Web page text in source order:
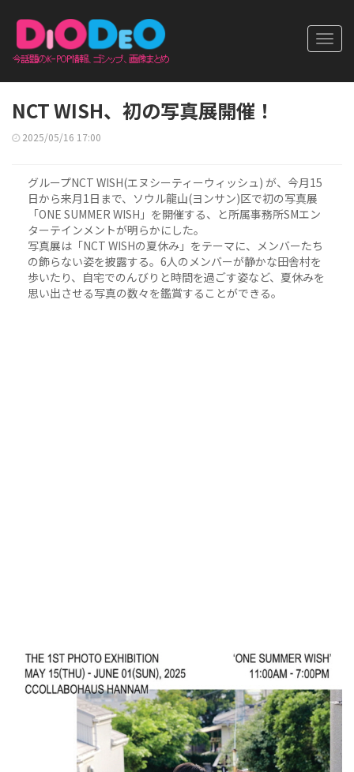
NCT WISH、初の写真展開催！
2025/05/16 17:00
グループNCT WISH(エヌシーティーウィッシュ) が、今月15
日から来月1日まで、ソウル龍山(ヨンサン)区で初の写真展
「ONE SUMMER WISH」を開催する、と所属事務所SMエン
ターテインメントが明らかにした。
写真展は「NCT WISHの夏休み」をテーマに、メンバーたち
の飾らない姿を披露する。6人のメンバーが静かな田舎村を
歩いたり、自宅でのんびりと時間を過ごす姿など、夏休みを
思い出させる写真の数々を鑑賞することができる。